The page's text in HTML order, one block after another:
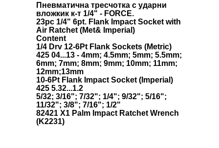
Пневматична тресчотка с ударни
вложкик к-т 1/4" - FORCE.
23pc 1/4" 6pt. Flank Impact Socket with
Air Ratchet (Met& Imperial)
Content
1/4 Drv 12-6Pt Flank Sockets (Metric)
425 04...13 - 4mm; 4.5mm; 5mm; 5.5mm;
6mm; 7mm; 8mm; 9mm; 10mm; 11mm;
12mm;13mm
10-6Pt Flank Impact Socket (Imperial)
425 5.32...1.2
5/32; 3/16"; 7/32"; 1/4"; 9/32"; 5/16";
11/32"; 3/8"; 7/16"; 1/2"
82421 X1 Palm Impact Ratchet Wrench
(K2231)